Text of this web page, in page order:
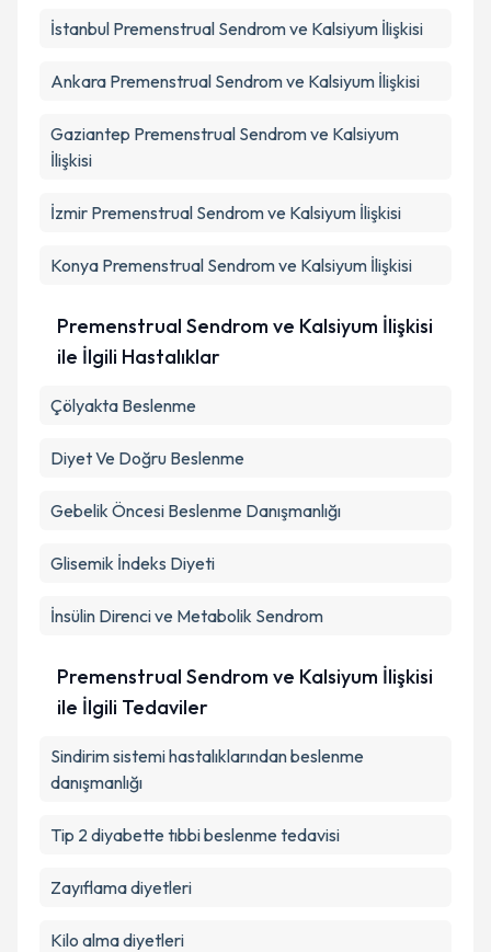
kapsamda işlenmesini kabul ediyorum.
Takvim Talebini Gönder
İstanbul Premenstrual Sendrom ve Kalsiyum İlişkisi
Ankara Premenstrual Sendrom ve Kalsiyum İlişkisi
Gaziantep Premenstrual Sendrom ve Kalsiyum
İlişkisi
İzmir Premenstrual Sendrom ve Kalsiyum İlişkisi
Konya Premenstrual Sendrom ve Kalsiyum İlişkisi
Premenstrual Sendrom ve Kalsiyum İlişkisi
ile İlgili Hastalıklar
Çölyakta Beslenme
Diyet Ve Doğru Beslenme
Gebelik Öncesi Beslenme Danışmanlığı
Glisemik İndeks Diyeti
İnsülin Direnci ve Metabolik Sendrom
Premenstrual Sendrom ve Kalsiyum İlişkisi
ile İlgili Tedaviler
Sindirim sistemi hastalıklarından beslenme
danışmanlığı
Tip 2 diyabette tıbbi beslenme tedavisi
Zayıflama diyetleri
Kilo alma diyetleri